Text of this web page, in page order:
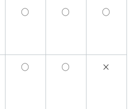
○ ○ ○
○ ○ ×